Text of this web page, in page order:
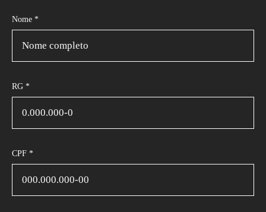
Nome *
RG *
CPF *